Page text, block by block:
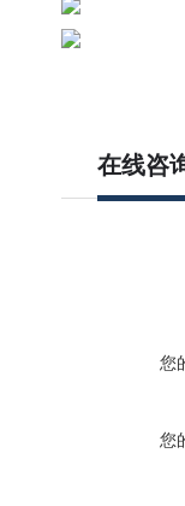
在线咨
您
您